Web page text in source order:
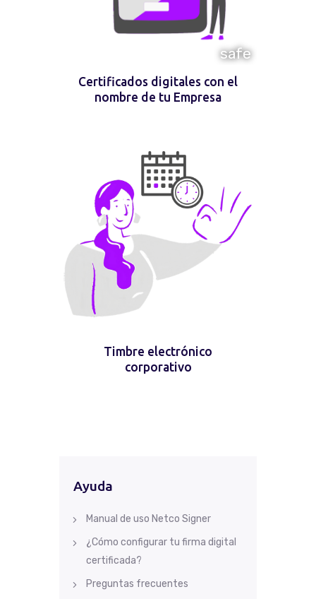
safe
Certificados digitales con el
nombre de tu Empresa
Timbre electrónico
corporativo
Ayuda
Manual de uso Netco Signer
¿Cómo configurar tu firma digital
certificada?
Preguntas frecuentes